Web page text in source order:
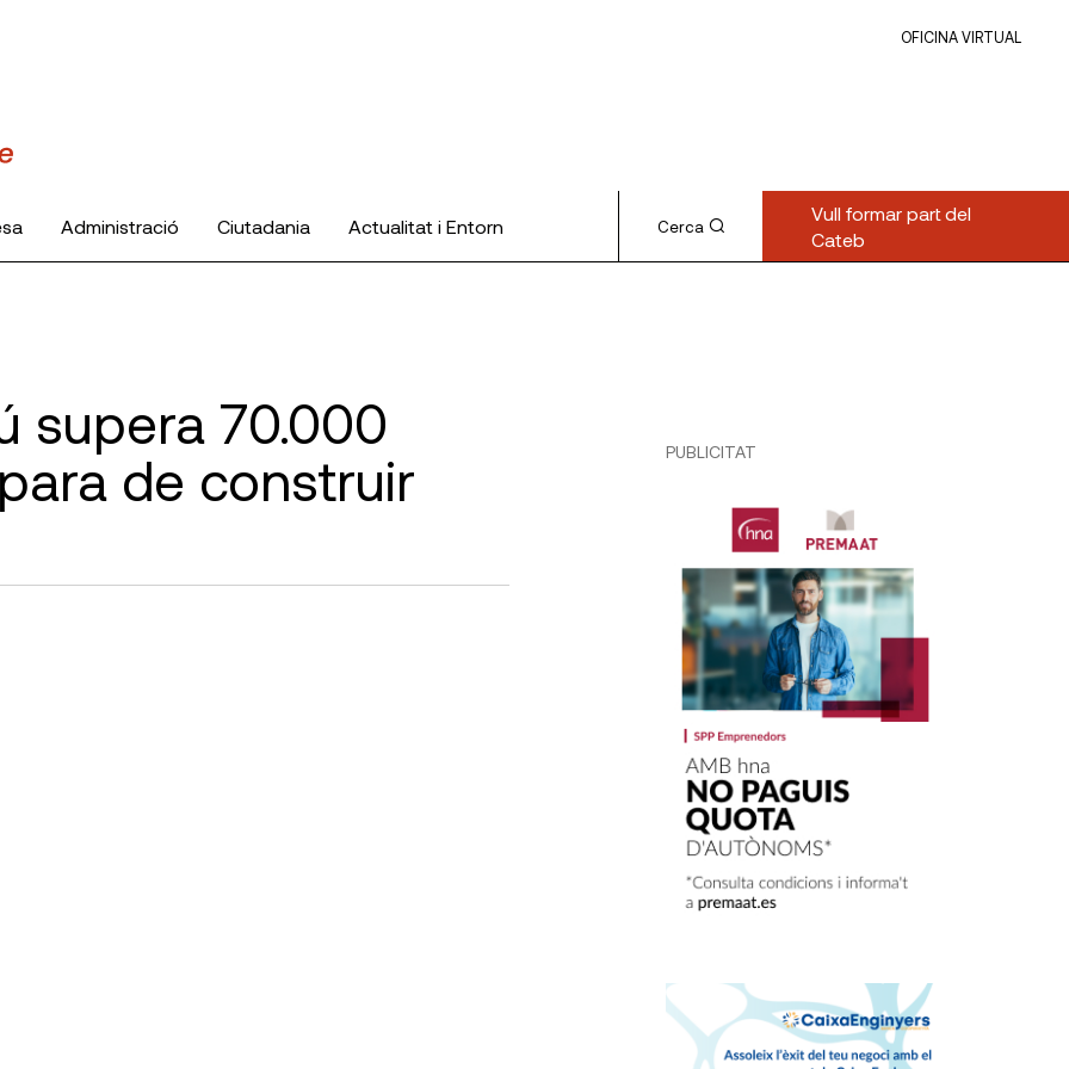
OFICINA VIRTUAL
Administració Ciutadania Actualitat i Entorn Cerca
Vull formar part del
Cateb
supera 70.000
de construir
PUBLICITAT